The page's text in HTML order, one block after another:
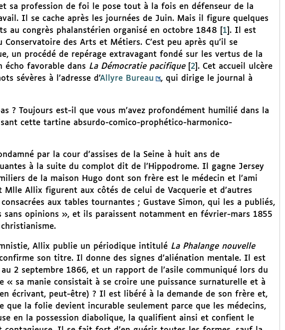
sa profession de foi le pose tout à la fois en défenseur de la
Il se cache après les journées de Juin. Mais il figure quelques
au congrès phalanstérien organisé en octobre 1848
1 . Il est
des Arts et Métiers. C’est peu après qu’il se
un procédé de repérage extravagant fondé sur les vertus de la
écho favorable dans La Démocratie pacifique[ 2] . Cet accueil ulcère
sévères à l’adresse d’Allyre Bureau
, qui dirige le journal à
? Toujours est-il que vous m’avez profondément humilié dans la
cette tartine absurdo-comico-prophético-harmonico-
par la cour d’assises de la Seine à huit ans de
à la suite du complot dit de l’Hippodrome. Il gagne Jersey
de la maison Hugo dont son frère est le médecin et l’ami
Mlle Allix figurent aux côtés de celui de Vacquerie et d’autres
aux tables tournantes ; Gustave Simon, qui les a publiés,
sans opinions », et ils paraissent notamment en février-mars 1855
Allix publie un périodique intitulé La Phalange nouvelle
son titre. Il donne des signes d’aliénation mentale. Il est
2 septembre 1866, et un rapport de l’asile communiqué lors du
« sa manie consistait à se croire une puissance surnaturelle et à
écrivant, peut-être) ? Il est libéré à la demande de son frère et,
la folie devient incurable seulement parce que les médecins,
en la possession diabolique, la qualifient ainsi et confient le